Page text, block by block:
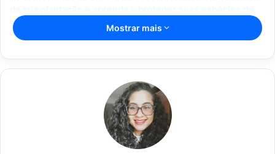
maneira simplificada.
Artigos relacionados
Como cultivar tomate italiano na sua
horta da forma correta e sem dor de
cabeça no cultivo, confira
08/01/2023
Mostrar mais